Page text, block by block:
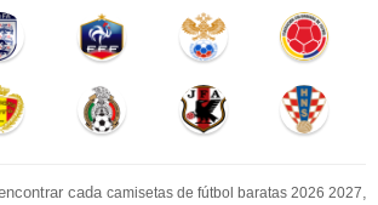
cada camisetas de fútbol baratas 2026 2027